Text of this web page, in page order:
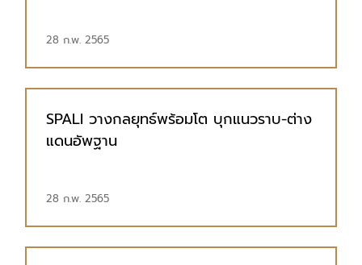
28 ก.พ. 2565
SPALI วางกลยุทธ์พร้อมโต บุกแนวราบ-ต่าง
แดนอัพฐาน
28 ก.พ. 2565